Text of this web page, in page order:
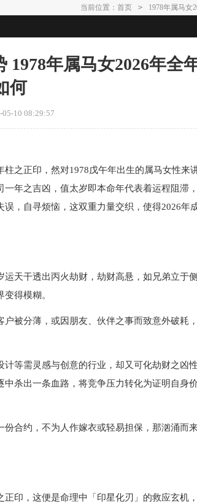
当前位置： 首页 > 1978年属马女
1978年属马女2026年全
何
10 08:29:57
之正印，然对1978戊午年出生的属马女性来
年之吉凶，值太岁即本命年代表着运程阻滞
，自寻烦恼，这双重力量交织，使得2026年
天干透出丙火劫财，劫财高悬，如兄弟立于
得模糊。
被分薄，或因朋友、伙伴之事而致意外破耗
等需灵感与创意的行业，却又可化劫财之凶
杀出一条血路，将竞争压力转化为证明自身
合约，不为人作嫁衣或轻易担保，那汹涌而
印，这便是命理中「印星化刃」的救应玄机